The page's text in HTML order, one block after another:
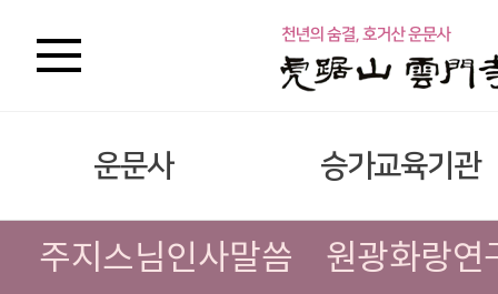
운문사 승가교육기관
주지스님인사말씀
원광화랑연